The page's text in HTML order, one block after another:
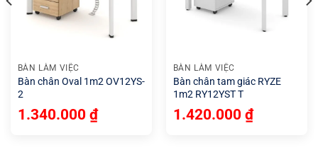
BÀN LÀM VIỆC
Bàn chân Oval 1m2 OV12YS-
2
1.340.000 ₫
BÀN LÀM VIỆC
Bàn chân tam giác RYZE
1m2 RY12YST T
1.420.000 ₫